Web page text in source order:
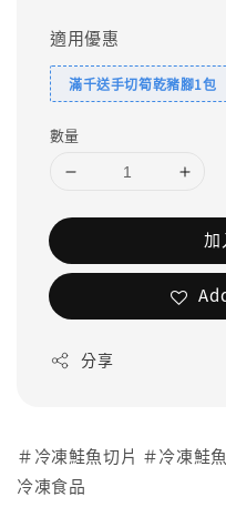
適用優惠
滿千送手切筍乾豬腳1包
數量
加
分享
＃冷凍鮭魚切片 ＃冷凍鮭
冷凍食品